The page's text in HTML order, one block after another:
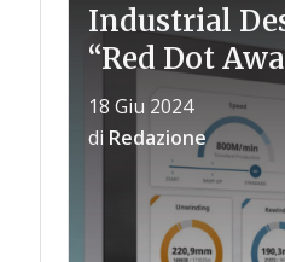
Industrial
“Red Dot
18 Giu 2024
di Redazione